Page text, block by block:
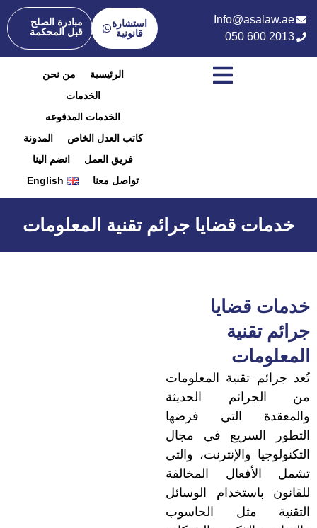
Info@asalaw.ae
050 600 2013
استشارة
قانونية
مبادرة الصلح
قبل المحكمة
الرئيسية
من نحن
الخدمات
الخدمات المدفوعه
كاتب العدل الخاص
المدونة
فريق العمل
انضم الينا
تواصل معنا
English
خدمات قضايا جرائم تقنية المعلومات
خدمات قضايا
جرائم تقنية
المعلومات
تُعد جرائم تقنية المعلومات
من الجرائم الحديثة
والمعقدة التي فرضها
التطور السريع في مجال
التكنولوجيا والإنترنت، والتي
تشمل الأفعال المخالفة
للقانون باستخدام الوسائل
التقنية مثل الحاسوب